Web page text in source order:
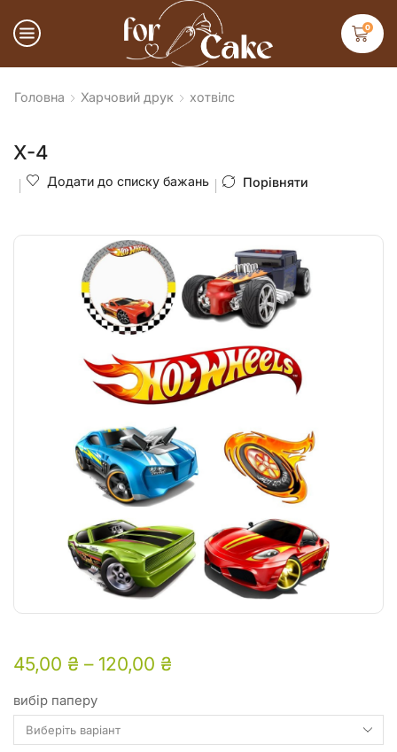
0
Головна Харчовий друк хотвілс
Х-4
Додати до списку бажань Порівняти
45,00 ₴ – 120,00 ₴
вибір паперу